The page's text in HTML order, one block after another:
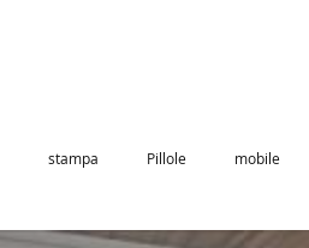
stampa Pillole mobile